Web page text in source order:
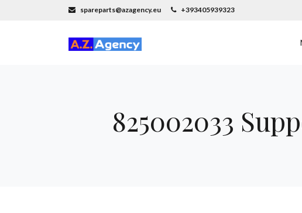
spareparts@azagency.eu +393405939323
825002033